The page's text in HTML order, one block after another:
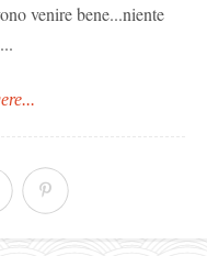
venire bene...niente